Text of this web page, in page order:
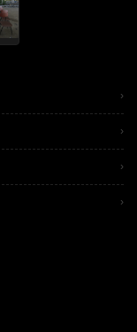
Lượng
›
›
›
›